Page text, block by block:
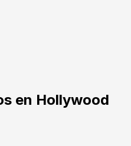
en Hollywood